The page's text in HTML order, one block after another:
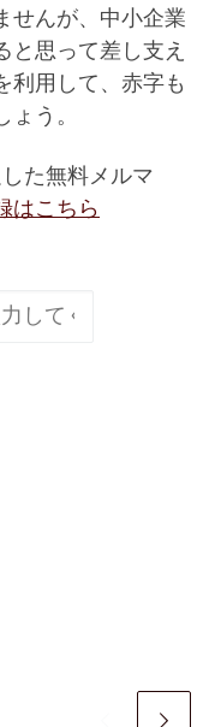
せんが、中小企業
と思って差し支え
利用して、赤字も
ょう 。
た無料メルマ
はこちら